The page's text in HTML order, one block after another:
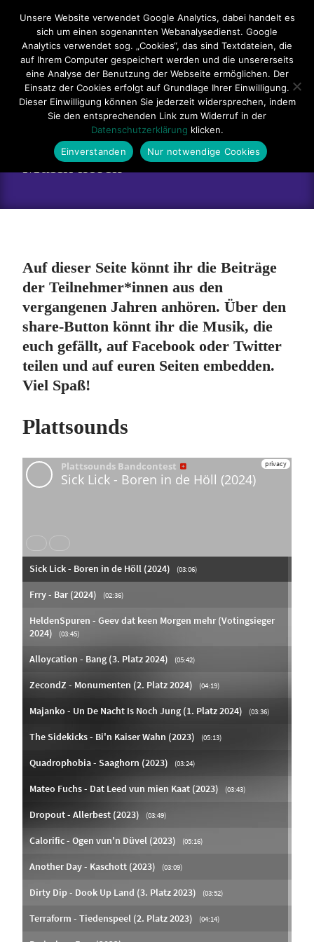
Impressum Datenschutzerklärung
Teilnahmebedingungen
Sitemap
Kontakt
Musik hören
Auf dieser Seite könnt ihr die Beiträge
der Teilnehmer*innen aus den
vergangenen Jahren anhören. Über den
share-Button könnt ihr die Musik, die
euch gefällt, auf Facebook oder Twitter
teilen und auf euren Seiten embedden.
Viel Spaß!
Plattsounds
Hauptmenü
Unsere Website verwendet Google Analytics, dabei handelt es
sich um einen sogenannten Webanalysedienst. Google
Analytics verwendet sog. „Cookies“, das sind Textdateien, die
auf Ihrem Computer gespeichert werden und die unsererseits
eine Analyse der Benutzung der Webseite ermöglichen. Der
Einsatz der Cookies erfolgt auf Grundlage Ihrer Einwilligung.
Dieser Einwilligung können Sie jederzeit widersprechen, indem
Sie den entsprechenden Link zum Widerruf in der
Datenschutzerklärung klicken.
Einverstanden
Nur notwendige Cookies